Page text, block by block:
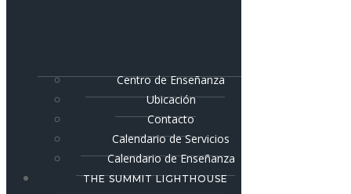
Centro de Enseñanza
Ubicación
Contacto
Calendario de Servicios
Calendario de Enseñanza
THE SUMMIT LIGHTHOUSE